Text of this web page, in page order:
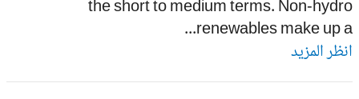
the short to medium terms. Non-
renewables make up
المزيد